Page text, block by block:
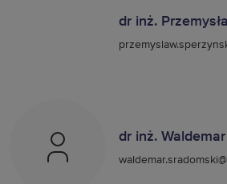
dr inż.
dr inż.